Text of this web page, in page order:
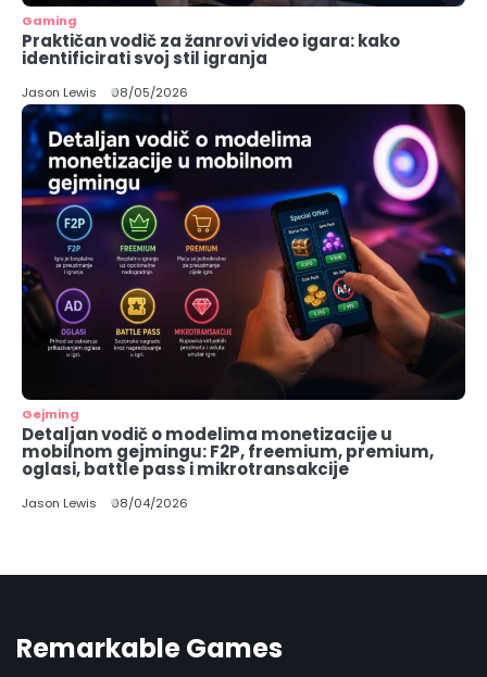
Gaming
Praktičan vodič za žanrovi video igara: kako
identificirati svoj stil igranja
Jason Lewis 08/05/2026
Gejming
Detaljan vodič o modelima monetizacije u
mobilnom gejmingu: F2P, freemium, premium,
oglasi, battle pass i mikrotransakcije
Jason Lewis 08/04/2026
Remarkable Games
preuzimanja
4